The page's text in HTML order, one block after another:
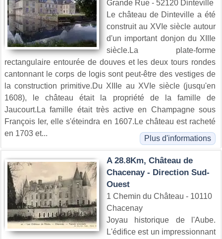
Grande Rue - 52120 Dinteville
Le château de Dinteville a été
construit au XVIe siècle autour
d'un important donjon du XIIIe
siècle.La plate-forme
rectangulaire entourée de douves et les deux tours rondes
cantonnant le corps de logis sont peut-être des vestiges de
la construction primitive.Du XIIIe au XVIe siècle (jusqu'en
1608), le château était la propriété de la famille de
Jaucourt.La famille était très active en Champagne sous
François Ier, elle s'éteindra en 1607.Le château est racheté
en 1703 et...
Plus d'informations
A 28.8Km, Château de
Chacenay - Direction Sud-
Ouest
1 Chemin du Château - 10110
Chacenay
Joyau historique de l'Aube.
L'édifice est un impressionnant